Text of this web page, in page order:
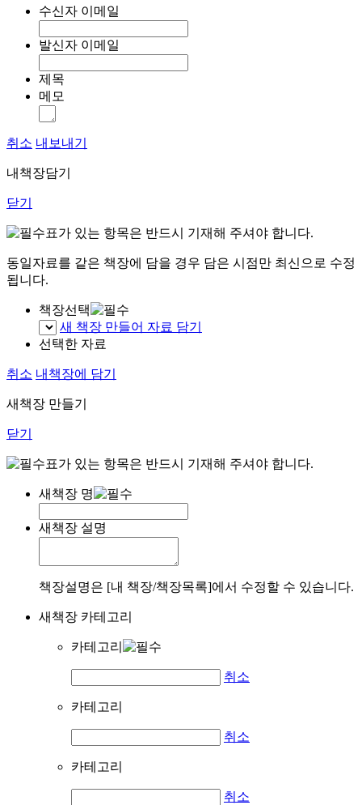
수신자 이메일
발신자 이메일
제목
메모
취소 내보내기
내책장담기
닫기
표가 있는 항목은 반드시 기재해 주셔야 합니다.
동일자료를 같은 책장에 담을 경우 담은 시점만 최신으로 수정
됩니다.
책장선택
새 책장 만들어 자료 담기
선택한 자료
취소 내책장에 담기
새책장 만들기
닫기
표가 있는 항목은 반드시 기재해 주셔야 합니다.
새책장 명
새책장 설명
책장설명은 [내 책장/책장목록]에서 수정할 수 있습니다.
새책장 카테고리
카테고리
취소
카테고리
취소
카테고리
취소